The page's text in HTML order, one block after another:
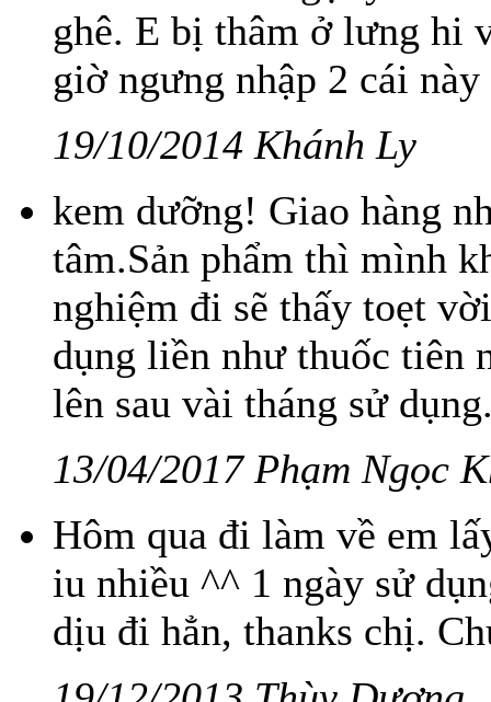
ghê. E bị thâm ở lưng hi
giờ ngưng nhập 2 cái
19/10/2014 Khánh Ly
kem dưỡng! Giao hàng
tâm.Sản phẩm thì mình
nghiệm đi sẽ thấy toẹt
dụng liền như thuốc tiên
lên sau vài tháng sử
13/04/2017 Phạm Ngọc
Hôm qua đi làm về em
iu nhiều ^^ 1 ngày sử
dịu đi hẳn, thanks chị.